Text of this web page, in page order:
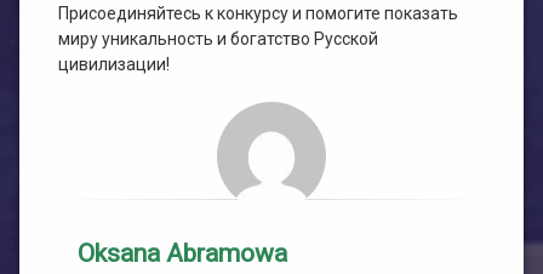
Присоединяйтесь к конкурсу и помогите показать
миру уникальность и богатство Русской
цивилизации!
Oksana Abramowa